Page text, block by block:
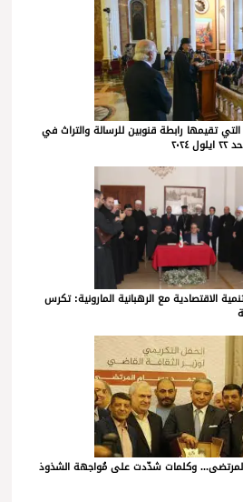
اختتام أنشطة صيف 2024، التي تقيمها رابطة قنوبين للرسالة والتراث في
الاقتصادية مع الرهبانية المارونية: تكرس
المرتضى... وكلمات شدّدت على مُواجهة الشذوذ